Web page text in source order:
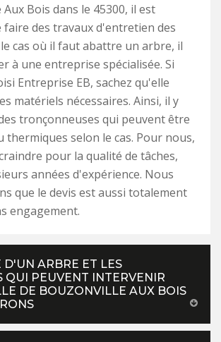
Bois dans le 45300, il est
faire des travaux d'entretien des
cas où il faut abattre un arbre, il
à une entreprise spécialisée. Si
Entreprise EB, sachez qu'elle
matériels nécessaires. Ainsi, il y
tronçonneuses qui peuvent être
thermiques selon le cas. Pour nous,
pour la qualité de tâches,
années d'expérience. Nous
que le devis est aussi totalement
engagement.
D'UN ARBRE ET LES
QUI PEUVENT INTERVENIR
DE BOUZONVILLE AUX BOIS